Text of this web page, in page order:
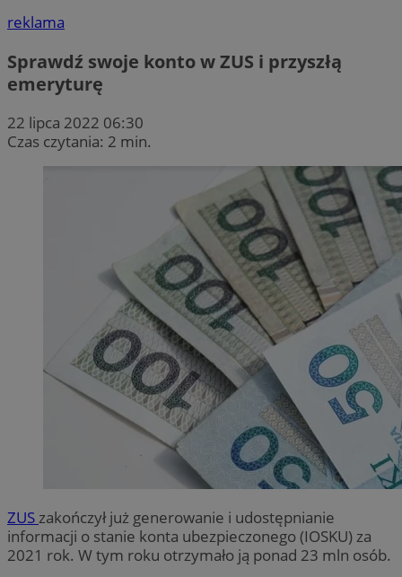
reklama
Sprawdź swoje konto w ZUS i przyszłą
emeryturę
22 lipca 2022 06:30
Czas czytania: 2 min.
ZUSzakończył już generowanie i udostępnianie
informacji o stanie konta ubezpieczonego (IOSKU) za
2021 rok. W tym roku otrzymało ją ponad 23 mln osób.